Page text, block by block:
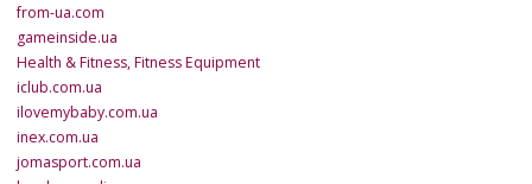
from-ua.com
gameinside.ua
Health & Fitness, Fitness Equipment
iclub.com.ua
ilovemybaby.com.ua
inex.com.ua
jomasport.com.ua